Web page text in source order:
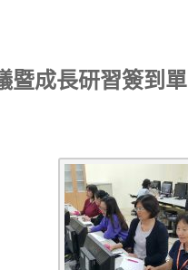
暨成長研習簽到單